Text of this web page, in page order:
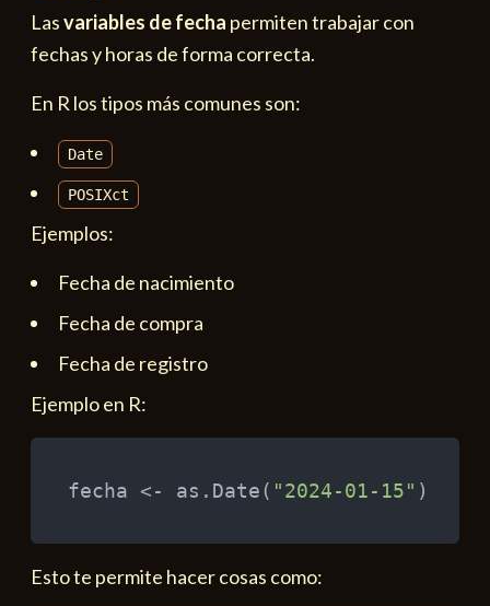
Lasvariables de fecha permiten trabajar con
fechas y horas de forma correcta.
En R los tipos más comunes son:
Date
POSIXct
Ejemplos:
Fecha de nacimiento
Fecha de compra
Fecha de registro
Ejemplo en R:
fecha <- as.Date( "2024-01-15" )
Esto te permite hacer cosas como: